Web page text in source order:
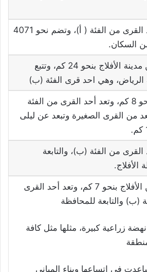
هي أحد القرى من الفئة ( أ)، وتضم نحو 4071
السكان.
تبعد عن مدينة الأفلاج بنحو 24 كم، وتتبع
الرياض، وهي احد قرى الفئة (ب)
تبعد بنحو 8 كم، وتعد أحد القرى من الفئة
من القرى الصغيرة وتبعد عن ليلى
من الفئة (ب)، والتابعة
الأفلاج.
تبعد عن الأفلاج بنحو 7 كم، وتعد أحد القرى
(ب) والتابعة للمحافظة
زراعية كبيرة، مثلها مثل كافة
في اتساعها وبناء المباني